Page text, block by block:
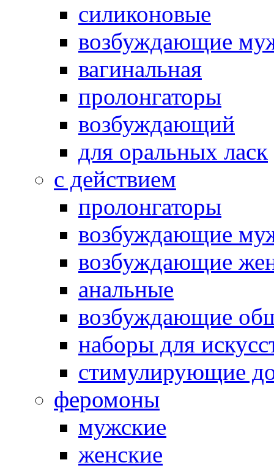
силиконовые
возбуждающие
вагинальная
пролонгаторы
возбуждающий
для оральных ласк
с действием
пролонгаторы
возбуждающие
возбуждающие
анальные
возбуждающие
наборы для
стимулирующие
феромоны
мужские
женские